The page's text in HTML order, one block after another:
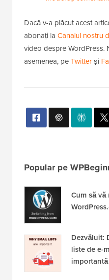
Dacă v-a plăcut acest
abonați la Canalul nostru
video despre WordPress.
asemenea, peTwitterși
Popular pe
Cum să
Dezvăluit:
liste de e-